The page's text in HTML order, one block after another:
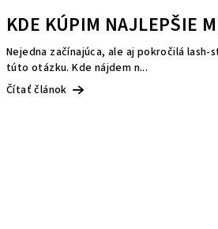
KDE KÚPIM NAJLEPŠIE
Nejedna začínajúca, ale aj pokročilá
túto otázku. Kde nájdem n...
Čítať článok